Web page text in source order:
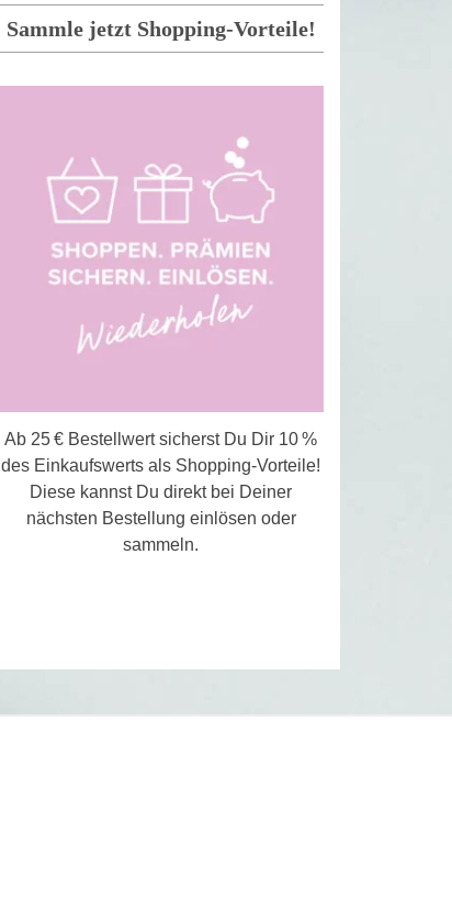
Sammle jetzt Shopping-Vorteile!
Ab 25 € Bestellwert sicherst Du Dir 10 %
des Einkaufswerts als Shopping-Vorteile!
Diese kannst Du direkt bei Deiner
nächsten Bestellung einlösen oder
sammeln.